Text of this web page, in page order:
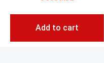
Add to cart